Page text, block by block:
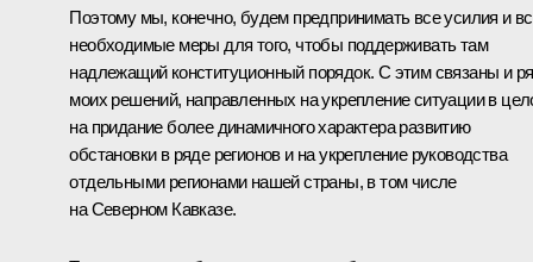
Поэтому мы, конечно, будем предпринимать все усилия и
необходимые меры для того, чтобы поддерживать там
надлежащий конституционный порядок. С этим связаны и
моих решений, направленных на укрепление ситуации в
на придание более динамичного характера развитию
обстановки в ряде регионов и на укрепление руководства
отдельными регионами нашей страны, в том числе
на Северном Кавказе.